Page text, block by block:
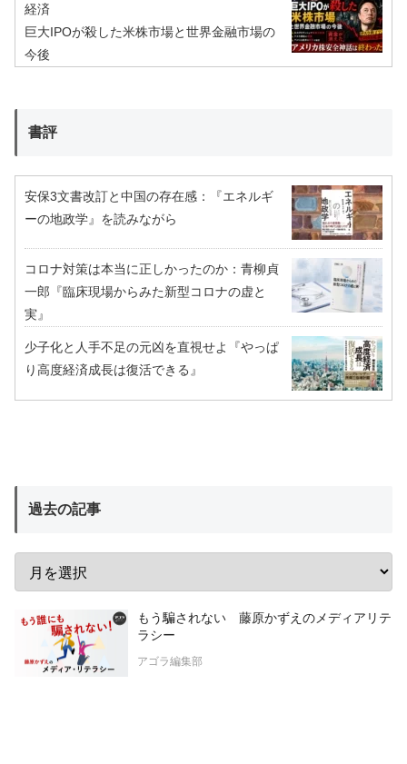
経済
巨大IPOが殺した米株市場と世界金融市場の
今後
書評
安保3文書改訂と中国の存在感：『エネルギ
ーの地政学』を読みながら
コロナ対策は本当に正しかったのか：青柳貞
一郎『臨床現場からみた新型コロナの虚と
実』
少子化と人手不足の元凶を直視せよ『やっぱ
り高度経済成長は復活できる』
過去の記事
もう騙されない 藤原かずえのメディアリテ
ラシー
アゴラ編集部